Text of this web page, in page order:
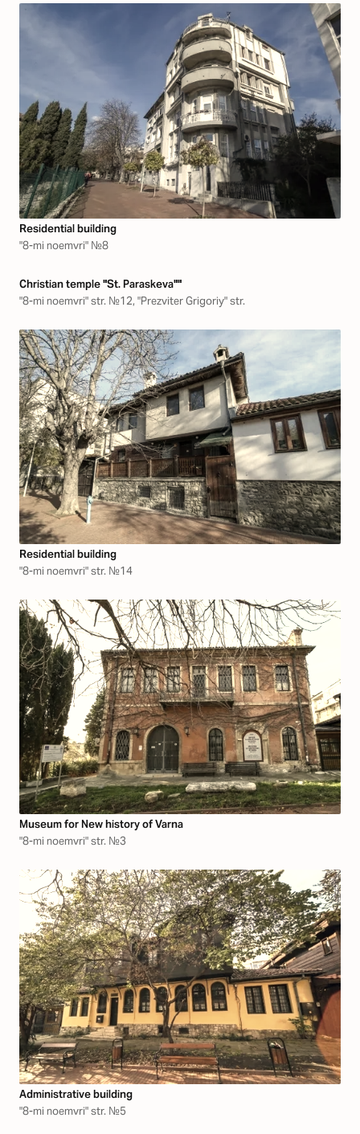
Residential building
"8-mi noemvri" №8
Christian temple "St. Paraskeva""
"8-mi noemvri" str. №12, "Prezviter Grigoriy" str.
Residential building
"8-mi noemvri" str. №14
Museum for New history of Varna
"8-mi noemvri" str. №3
Аdministrative building
"8-mi noemvri" str. №5